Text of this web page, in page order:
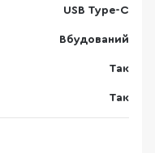
USB Type-C
Вбудований
Так
Так